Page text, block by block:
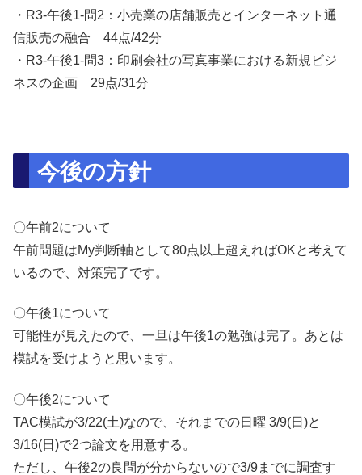
・R3-午後1-問2：小売業の店舗販売とインターネット通
信販売の融合 44点/42分
・R3-午後1-問3：印刷会社の写真事業における新規ビジ
ネスの企画 29点/31分
今後の方針
〇午前2について
午前問題はMy判断軸として80点以上超えればOKと考えて
いるので、対策完了です。
〇午後1について
可能性が見えたので、一旦は午後1の勉強は完了。あとは
模試を受けようと思います。
〇午後2について
TAC模試が3/22(土)なので、それまでの日曜 3/9(日)と
3/16(日)で2つ論文を用意する。
ただし、午後2の良問が分からないので3/9までに調査す